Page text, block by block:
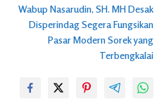
Wabup Nasarudin, SH. MH Desak
Disperindag Segera Fungsikan
Pasar Modern Sorek yang
Terbengkalai